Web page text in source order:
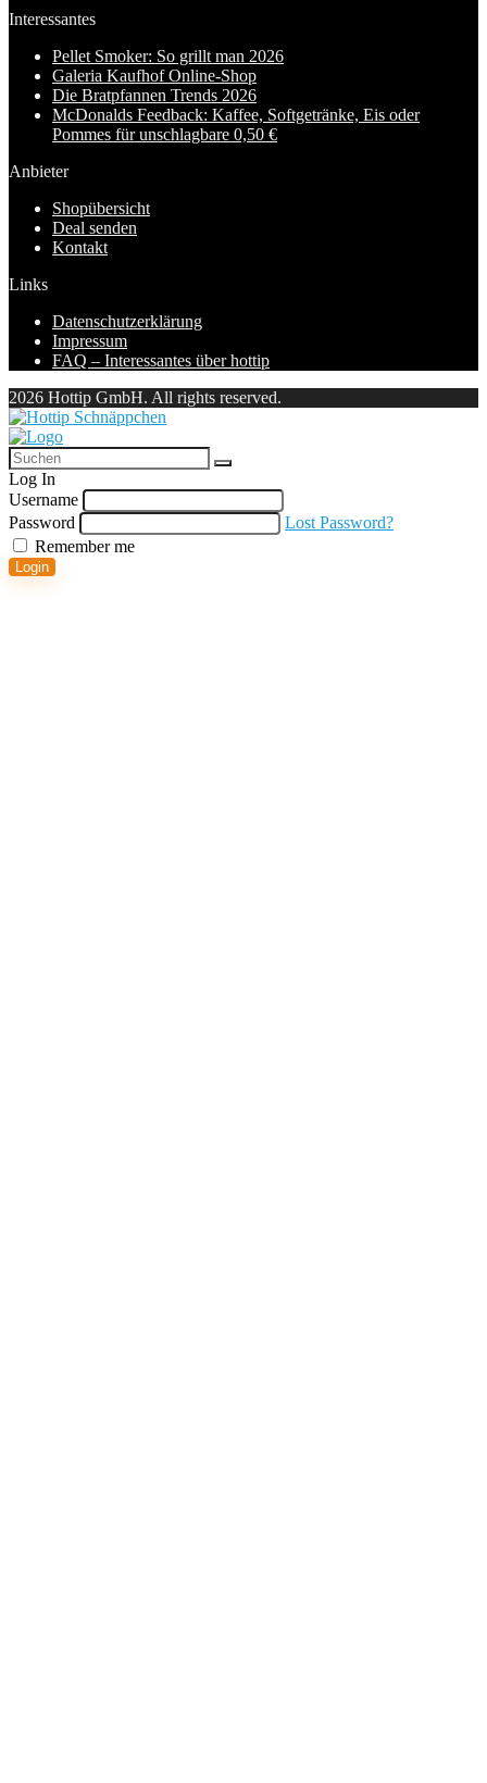
Interessantes
Pellet Smoker: So grillt man 2026
Galeria Kaufhof Online-Shop
Die Bratpfannen Trends 2026
McDonalds Feedback: Kaffee, Softgetränke, Eis oder
Pommes für unschlagbare 0,50 €
Anbieter
Shopübersicht
Deal senden
Kontakt
Links
Datenschutzerklärung
Impressum
FAQ – Interessantes über hottip
2026 Hottip GmbH. All rights reserved.
Log In
Username
Password
Lost Password?
Remember me
Login